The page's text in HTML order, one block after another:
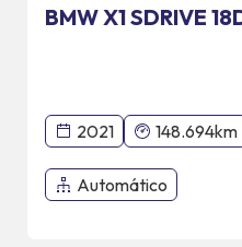
BMW X1 SDRIVE
2021 148.694km
Automático